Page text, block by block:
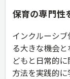
保育の専門性
インクルーシ
る大きな機会
どもと日常的
方法を実践的に